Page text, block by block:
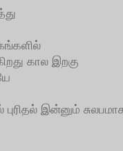
கால இறகு
புரிதல் இன்னும்